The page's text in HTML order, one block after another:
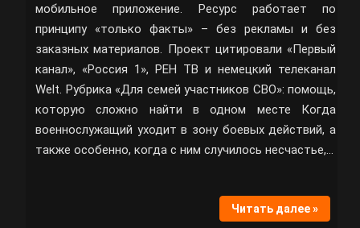
мобильное приложение. Ресурс работает по
принципу «только факты» – без рекламы и без
заказных материалов. Проект цитировали «Первый
канал», «Россия 1», РЕН ТВ и немецкий телеканал
Welt. Рубрика «Для семей участников СВО»: помощь,
которую сложно найти в одном месте Когда
военнослужащий уходит в зону боевых действий, а
также особенно, когда с ним случилось несчастье,…
Читать далее »